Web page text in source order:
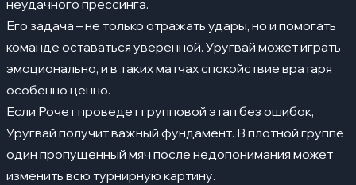
неудачного прессинга.
Его задача – не только отражать удары, но и помогать
команде оставаться уверенной. Уругвай может играть
эмоционально, и в таких матчах спокойствие вратаря
особенно ценно.
Если Рочет проведет групповой этап без ошибок,
Уругвай получит важный фундамент. В плотной группе
один пропущенный мяч после недопонимания может
изменить всю турнирную картину.